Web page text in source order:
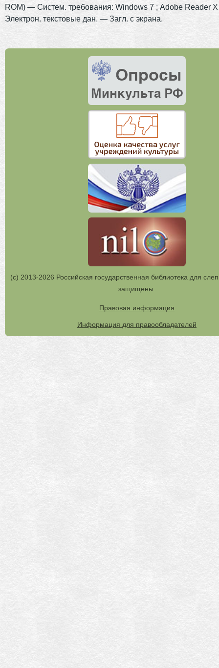
ROM) — Систем. требования: Windows 7 ; Adobe Reader
Электрон. текстовые дан. — Загл. с экрана.
(с) 2013-2026 Российская государственная библиотека для
защищены.
Правовая информация
Информация для правообладателей